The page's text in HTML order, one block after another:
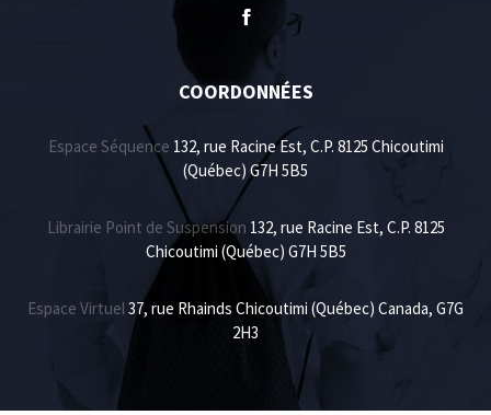
COORDONNÉES
Espace Séquence 132, rue Racine Est, C.P. 8125 Chicoutimi
(Québec) G7H 5B5
Librairie Point de Suspension 132, rue Racine Est, C.P. 8125
Chicoutimi (Québec) G7H 5B5
Espace Virtuel37, rue Rhainds Chicoutimi (Québec) Canada, G7G
2H3